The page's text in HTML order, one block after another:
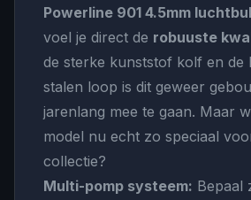
Powerline 901 4.5mm
voel je direct de robuuste
de sterke kunststof kolf en de
stalen loop is dit geweer
jarenlang mee te gaan. Maar
model nu echt zo speciaal
collectie?
Multi-pomp systeem: Bepaal